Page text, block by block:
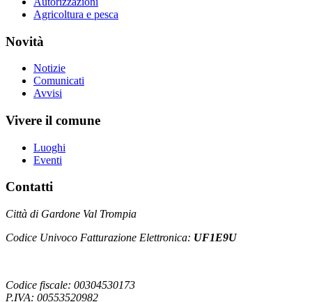
Agricoltura e pesca
Novità
Notizie
Comunicati
Avvisi
Vivere il comune
Luoghi
Eventi
Contatti
Città di Gardone Val Trompia
Codice Univoco Fatturazione Elettronica: UF1E9U
Codice fiscale: 00304530173
P.IVA: 00553520982